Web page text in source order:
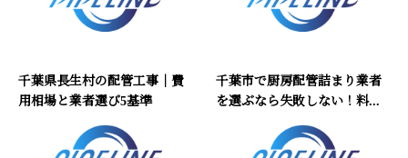
千葉県長生村の配管工事｜費
用相場と業者選び5基準
千葉市で厨房配管詰まり業者
を選ぶなら失敗しない！料...